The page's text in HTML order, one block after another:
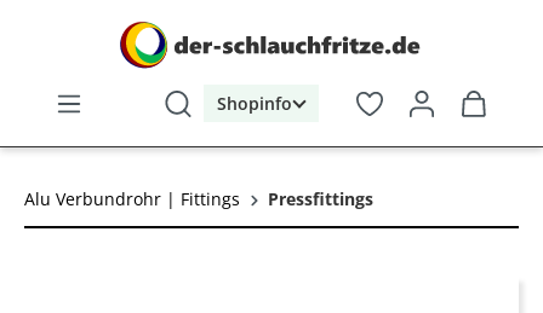
Shopinfo
Alu Verbundrohr | Fittings Pressfittings